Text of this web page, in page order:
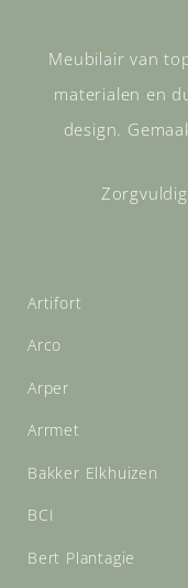
Meubilair van
materialen en
design.
Artifort
Arco
Arper
Arrmet
Bakker Elkhuizen
BCI
Bert Plantagie